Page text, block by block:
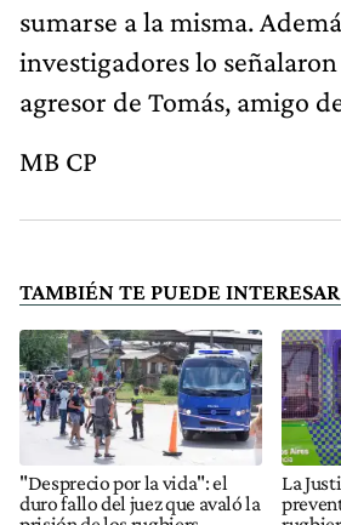
sumarse a la misma.
investigadores lo
agresor de Tomás, amigo
MB CP
TAMBIÉN TE PUEDE INTERESAR
"Desprecio por la vida": el
duro fallo del juez que avaló la
La